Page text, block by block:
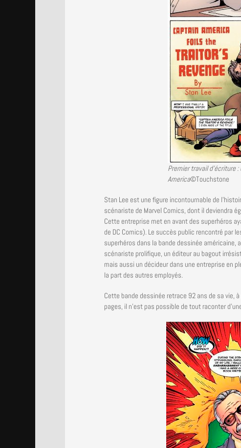
Premier travail d’écriture
America©Touchstone
Stan Lee est une figure incontournable de
scénariste de Marvel Comics, dont il deviendra
Cette entreprise met en avant des superhéros
de DC Comics). Le succès public rencontré par
superhéros dans la bande dessinée
scénariste prolifique, un éditeur au bagout
mais aussi un décideur dans une entreprise en
la part des autres employés.
Cette bande dessinée retrace 92 ans de sa vie,
pages, il n’est pas possible de tout raconter